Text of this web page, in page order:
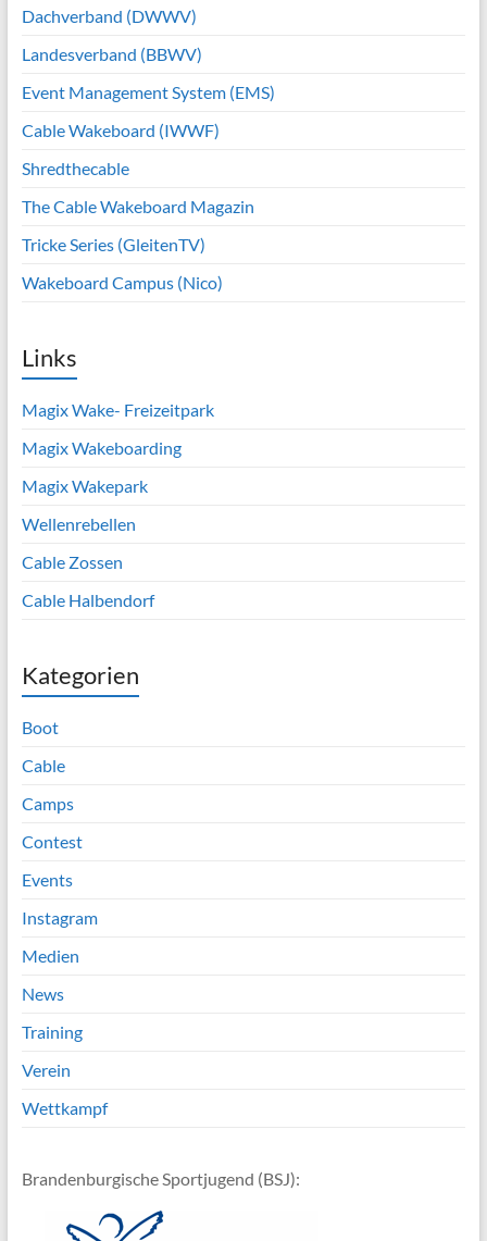
Dachverband (DWWV)
Landesverband (BBWV)
Event Management System (EMS)
Cable Wakeboard (IWWF)
Shredthecable
The Cable Wakeboard Magazin
Tricke Series (GleitenTV)
Wakeboard Campus (Nico)
Links
Magix Wake- Freizeitpark
Magix Wakeboarding
Magix Wakepark
Wellenrebellen
Cable Zossen
Cable Halbendorf
Kategorien
Boot
Cable
Camps
Contest
Events
Instagram
Medien
News
Training
Verein
Wettkampf
Brandenburgische Sportjugend (BSJ):